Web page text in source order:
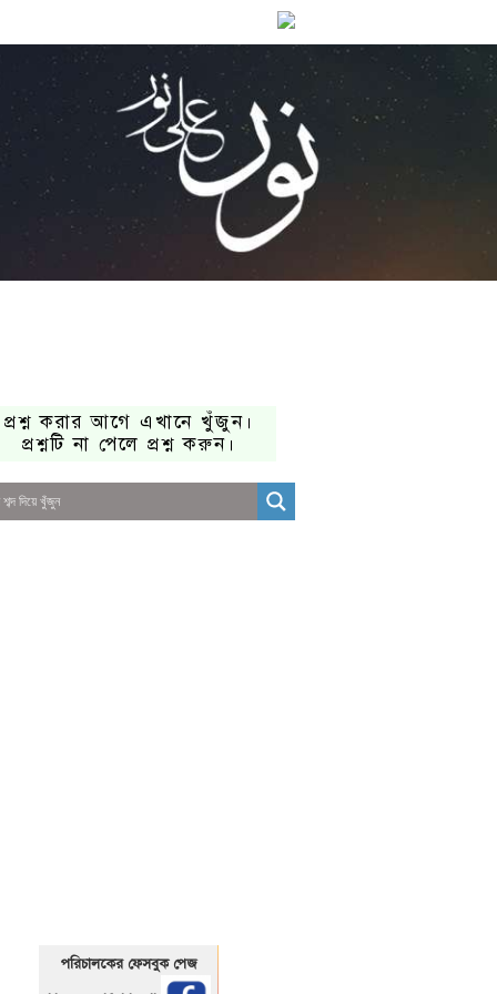
প্রশ্ন করার আগে এখানে খুঁজুন।
প্রশ্নটি না পেলে প্রশ্ন করুন।
পরিচালকের ফেসবুক পেজ